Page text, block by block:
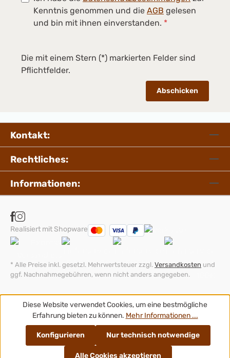
Kenntnis genommen und die AGB gelesen
und bin mit ihnen einverstanden. *
Die mit einem Stern (*) markierten Felder sind
Pflichtfelder.
Abschicken
Kontakt:
Rechtliches:
Informationen:
Realisiert mit Shopware
* Alle Preise inkl. gesetzl. Mehrwertsteuer zzgl. Versandkosten und
ggf. Nachnahmegebühren, wenn nicht anders angegeben.
Diese Website verwendet Cookies, um eine bestmögliche
Erfahrung bieten zu können. Mehr Informationen ...
Nur technisch notwendige
Konfigurieren
Alle Cookies akzeptieren